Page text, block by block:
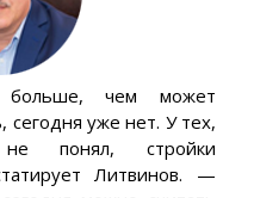
чем может
сегодня уже нет. У тех,
понял, стройки
Литвинов. —